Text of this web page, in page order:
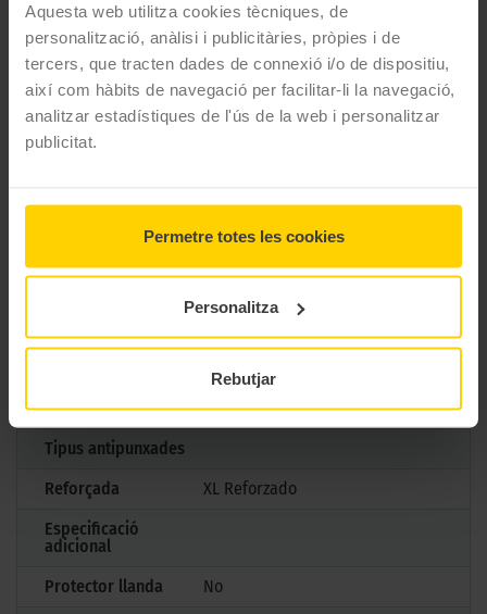
Aquesta web utilitza cookies tècniques, de
personalització, anàlisi i publicitàries, pròpies i de
tercers, que tracten dades de connexió i/o de dispositiu,
així com hàbits de navegació per facilitar-li la navegació,
analitzar estadístiques de l'ús de la web i personalitzar
publicitat.
Permetre totes les cookies
Personalitza
Rebutjar
aconseguint un estalvi de pes i reduint així la despesa de
combustible.
CARACTERÍSTIQUES TÈCNIQUES
Model
AZENIS FK520
275/55 R19 115 V
Marcatge
MO
Tipus antipunxades
Reforçada
XL Reforzado
Especificació
adicional
Protector llanda
No